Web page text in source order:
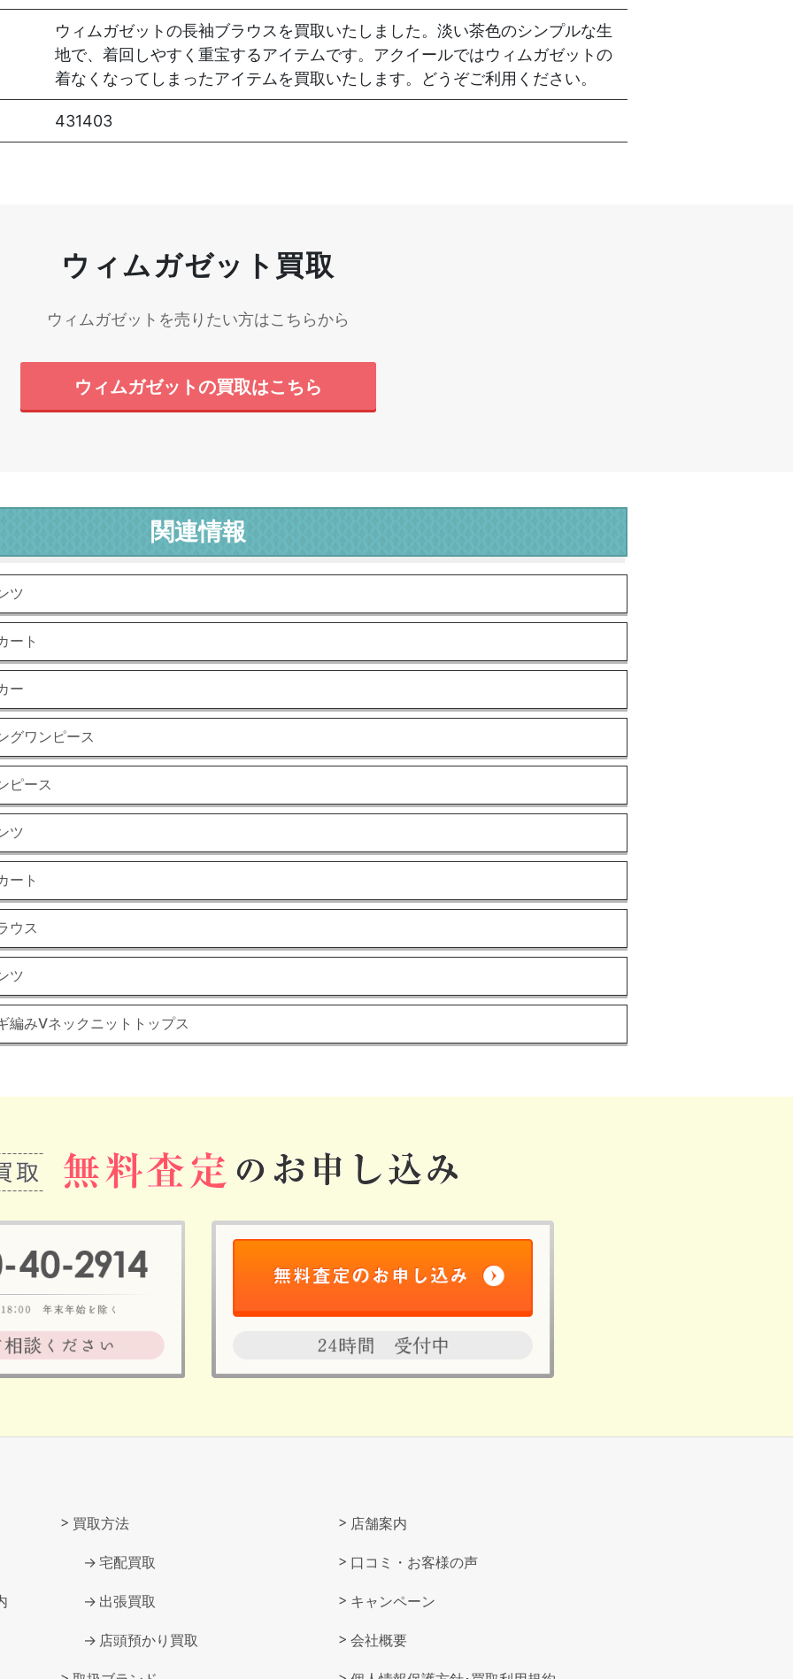
ウィムガゼットの長袖ブラウスを買取いたしました。淡い茶色のシンプルな生
地で、着回しやすく重宝するアイテムです。アクイールではウィムガゼットの
着なくなってしまったアイテムを買取いたします。どうぞご利用ください。
431403
ウィムガゼット買取
ウィムガゼットを売りたい方はこちらから
ウィムガゼットの買取はこちら
関連情報
ツ
ート
ー
グワンピース
ピース
ツ
ート
ウス
ツ
編みVネックニットトップス
買取方法
宅配買取
出張買取
店頭預かり買取
店舗案内
口コミ・お客様の声
キャンペーン
会社概要